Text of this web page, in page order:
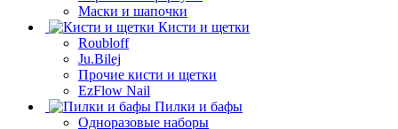
Маски и шапочки
Кисти и щетки
Roubloff
Ju.Bilej
Прочие кисти и щетки
EzFlow Nail
Пилки и бафы
Одноразовые наборы